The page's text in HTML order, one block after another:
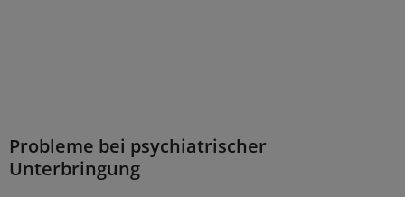
Probleme bei psychiatrischer
Unterbringung